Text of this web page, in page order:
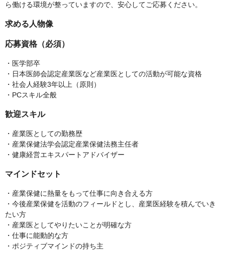
ら働ける環境が整っていますので、安心してご応募ください。
求める人物像
応募資格（必須）
・医学部卒
・日本医師会認定産業医など産業医としての活動が可能な資格
・社会人経験3年以上（原則）
・PCスキル全般
歓迎スキル
・産業医としての勤務歴
・産業保健法学会認定産業保健法務主任者
・健康経営エキスパートアドバイザー
マインドセット
・産業保健に熱量をもって仕事に向き合える方
・今後産業保健を活動のフィールドとし、産業医経験を積んでいき
たい方
・産業医としてやりたいことが明確な方
・仕事に能動的な方
・ポジティブマインドの持ち主